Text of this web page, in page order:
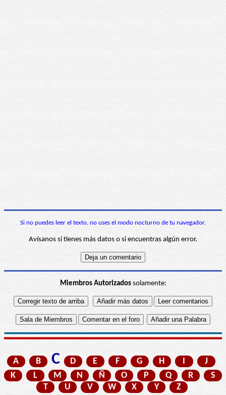
Si no puedes leer el texto, no uses el modo nocturno de tu navegador.
Avísanos si tienes más datos o si encuentras algún error.
Miembros Autorizadossolamente:
A B C D E F G H
J
K
L M N Ñ O P Q R
S
T
U V W X Y Z